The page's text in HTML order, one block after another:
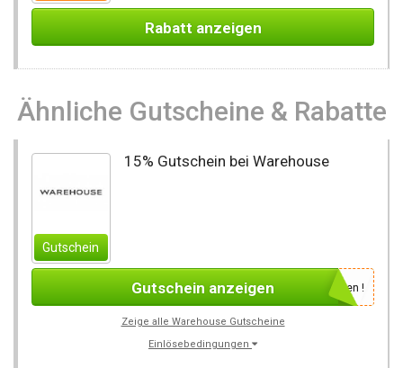
Rabatt anzeigen
Ähnliche Gutscheine & Rabatte
Gutschein
15% Gutschein bei Warehouse
einfach für den Newsletter anmelden !
Gutschein anzeigen
Zeige alle Warehouse Gutscheine
Einlösebedingungen